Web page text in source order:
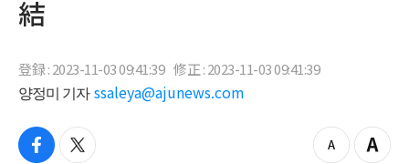
結
登録 : 2023-11-03 09:41:39 修正 : 2023-11-03 09:41:39
양정미 기자 ssaleya@ajunews.com
f
t
z
Z